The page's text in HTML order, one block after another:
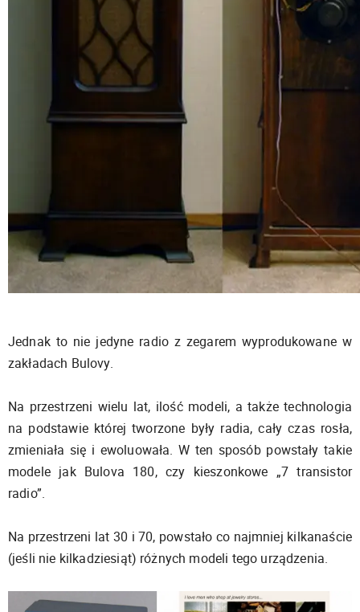
Jednak to nie jedyne radio z zegarem wyprodukowane w
zakładach Bulovy.
Na przestrzeni wielu lat, ilość modeli, a także technologia
na podstawie której tworzone były radia, cały czas rosła,
zmieniała się i ewoluowała. W ten sposób powstały takie
modele jak Bulova 180, czy kieszonkowe „7 transistor
radio”.
Na przestrzeni lat 30 i 70, powstało co najmniej kilkanaście
(jeśli nie kilkadziesiąt) różnych modeli tego urządzenia.